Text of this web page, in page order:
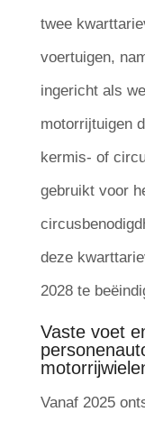
twee
voertuigen,
ingericht als
motorrijtuigen
kermis- of
gebruikt voor
deze
2028 te
Vaste voet
Vanaf 2025